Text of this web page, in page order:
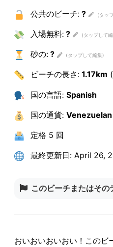
公共のビーチ:?
入場無料:?
砂の:?
ビーチの長さ:1.17km
国の言語: Spanish
国の通貨:
定格 5 回
最終更新日:April 26,
このビーチまたはその
おいおいおいおい！このビ